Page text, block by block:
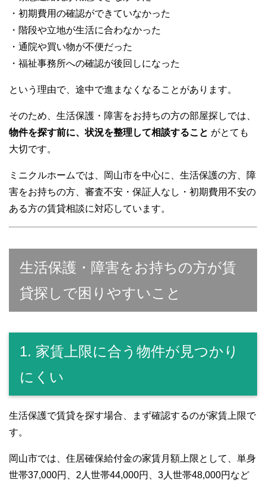
・初期費用の確認ができていなかった
・階段や立地が生活に合わなかった
・通院や買い物が不便だった
・福祉事務所への確認が後回しになった
という理由で、途中で進まなくなることがあります。
そのため、生活保護・障害をお持ちの方の部屋探しでは、
物件を探す前に、状況を整理して相談すること がとても
大切です。
ミニクルホームでは、岡山市を中心に、生活保護の方、障
害をお持ちの方、審査不安・保証人なし・初期費用不安の
ある方の賃貸相談に対応しています。
生活保護・障害をお持ちの方が賃
貸探しで困りやすいこと
1. 家賃上限に合う物件が見つかり
にくい
生活保護で賃貸を探す場合、まず確認するのが家賃上限で
す。
岡山市では、住居確保給付金の家賃月額上限として、単身
世帯37,000円、2人世帯44,000円、3人世帯48,000円など